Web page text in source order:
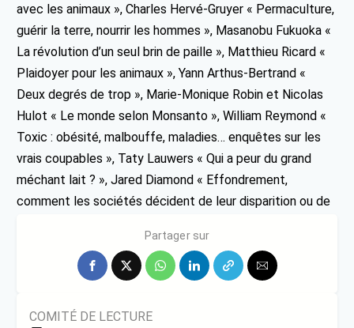
avec les animaux », Charles Hervé-Gruyer « Permaculture,
guérir la terre, nourrir les hommes », Masanobu Fukuoka «
La révolution d’un seul brin de paille », Matthieu Ricard «
Plaidoyer pour les animaux », Yann Arthus-Bertrand «
Deux degrés de trop », Marie-Monique Robin et Nicolas
Hulot « Le monde selon Monsanto », William Reymond «
Toxic : obésité, malbouffe, maladies… enquêtes sur les
vrais coupables », Taty Lauwers « Qui a peur du grand
méchant lait ? », Jared Diamond « Effondrement,
comment les sociétés décident de leur disparition ou de
Partager sur
COMITÉ DE LECTURE